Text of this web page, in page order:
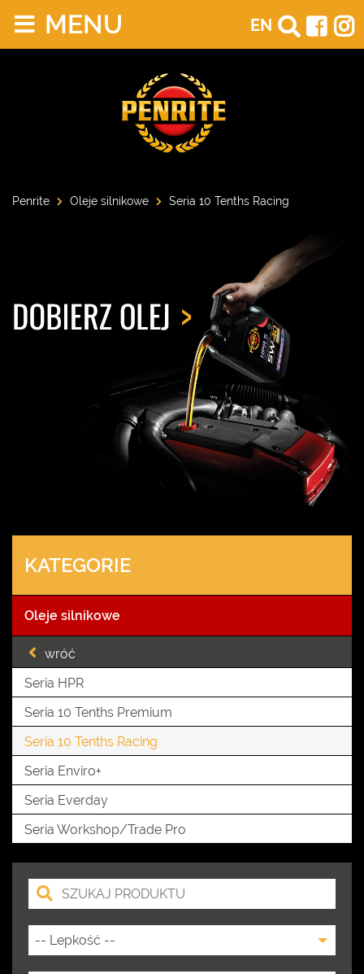
EN
MENU
Penrite Oleje silnikowe Seria 10 Tenths Racing
KATEGORIE
Oleje silnikowe
wróć
Seria HPR
Seria 10 Tenths Premium
Seria 10 Tenths Racing
Seria Enviro+
Seria Everday
Seria Workshop/Trade Pro